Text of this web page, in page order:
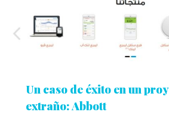
Un caso de éxito en un
extraño: Abbott